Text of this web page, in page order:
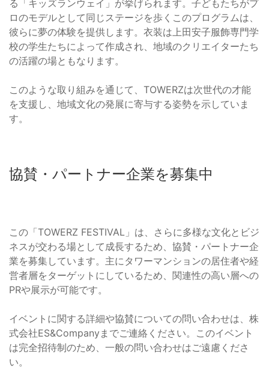
る「キッズランウェイ」が挙げられます。子どもたちがプ
ロのモデルとして同じステージを歩くこのプログラムは、
彼らに夢の体験を提供します。衣装は上田安子服飾専門学
校の学生たちによって作成され、地域のクリエイターたち
の活躍の場ともなります。
このような取り組みを通じて、TOWERZは次世代の才能
を支援し、地域文化の発展に寄与する姿勢を示していま
す。
協賛・パートナー企業を募集中
この「TOWERZ FESTIVAL」は、さらに多様な文化とビジ
ネスが交わる場として成長するため、協賛・パートナー企
業を募集しています。主にタワーマンションの居住者や経
営者層をターゲットにしているため、関連性の高い層への
PRや展示が可能です。
イベントに関する詳細や協賛についての問い合わせは、株
式会社ES&Companyまでご連絡ください。このイベント
は完全招待制のため、一般の問い合わせはご遠慮くださ
い。